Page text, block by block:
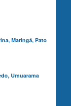
Maringá, Pato
Umuarama